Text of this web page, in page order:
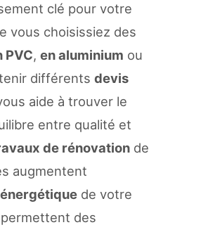
clé pour votre
vous choisissiez des
PVC, en aluminium ou
différents devis
aide à trouver le
entre qualité et
de rénovation de
augmentent
de votre
des